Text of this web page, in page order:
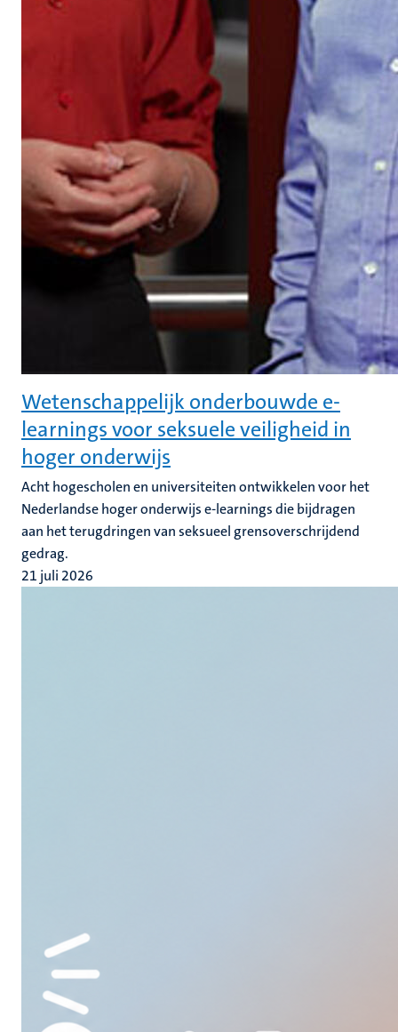
Wetenschappelijk onderbouwde e-
learnings voor seksuele veiligheid in
hoger onderwijs
Acht hogescholen en universiteiten ontwikkelen voor het
Nederlandse hoger onderwijs e-learnings die bijdragen
aan het terugdringen van seksueel grensoverschrijdend
gedrag.
21 juli 2026